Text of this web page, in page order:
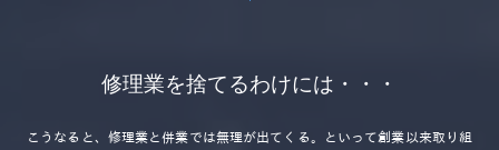
修理業を捨てるわけには・・・
こうなると、修理業と併業では無理が出てくる。といって創業以来取り組